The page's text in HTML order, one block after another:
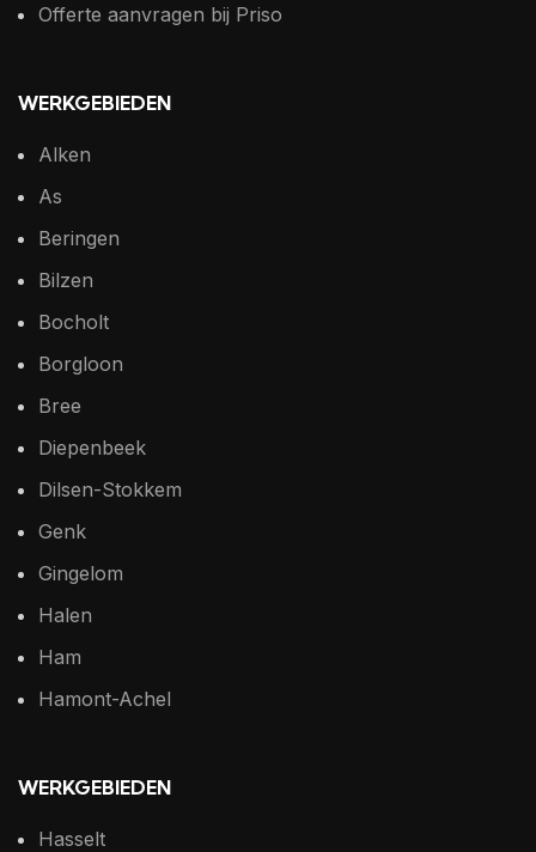
Offerte aanvragen bij Priso
WERKGEBIEDEN
Alken
As
Beringen
Bilzen
Bocholt
Borgloon
Bree
Diepenbeek
Dilsen-Stokkem
Genk
Gingelom
Halen
Ham
Hamont-Achel
WERKGEBIEDEN
Hasselt